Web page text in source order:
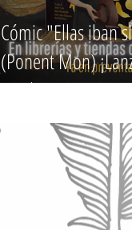
Cómic "Ellas iban
(Ponent Mon)
octubre!